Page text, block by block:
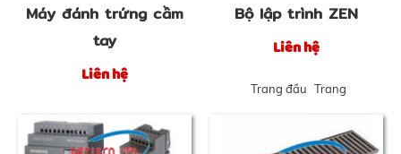
Máy đánh trứng cầm
tay
Liên hệ
Bộ lập trình ZEN
Liên hệ
Trang đầu Trang